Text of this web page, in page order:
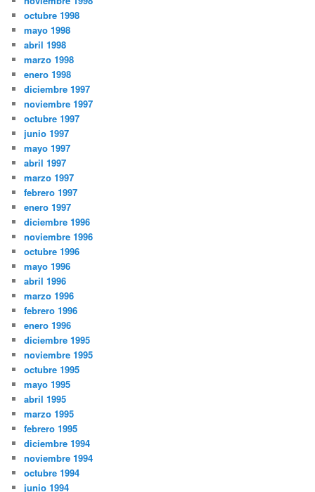
octubre 1998
mayo 1998
abril 1998
marzo 1998
enero 1998
diciembre 1997
noviembre 1997
octubre 1997
junio 1997
mayo 1997
abril 1997
marzo 1997
febrero 1997
enero 1997
diciembre 1996
noviembre 1996
octubre 1996
mayo 1996
abril 1996
marzo 1996
febrero 1996
enero 1996
diciembre 1995
noviembre 1995
octubre 1995
mayo 1995
abril 1995
marzo 1995
febrero 1995
diciembre 1994
noviembre 1994
octubre 1994
junio 1994